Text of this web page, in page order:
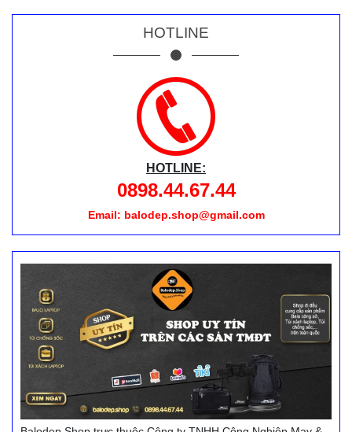
HOTLINE
HOTLINE:
0898.44.67.44
Email: balodep.shop@gmail.com